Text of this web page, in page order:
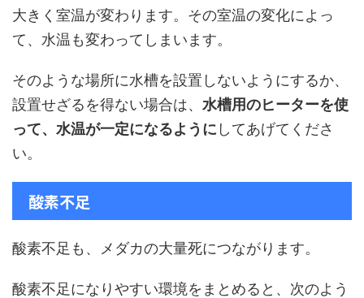
大きく室温が変わります。その室温の変化によっ
て、水温も変わってしまいます。
そのような場所に水槽を設置しないようにするか、
設置せざるを得ない場合は、 水槽用のヒーターを使
って、水温が一定になるように してあげてくださ
い。
酸素不足
酸素不足も、メダカの大量死につながります。
酸素不足になりやすい環境をまとめると、次のよう